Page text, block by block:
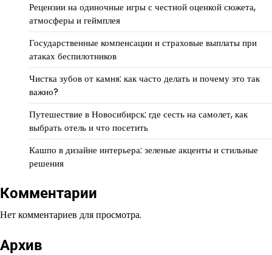
Рецензии на одиночные игры с честной оценкой сюжета,
атмосферы и геймплея
Государственные компенсации и страховые выплаты при
атаках беспилотников
Чистка зубов от камня: как часто делать и почему это так
важно?
Путешествие в Новосибирск: где сесть на самолет, как
выбрать отель и что посетить
Кашпо в дизайне интерьера: зеленые акценты и стильные
решения
Комментарии
Нет комментариев для просмотра.
Архив